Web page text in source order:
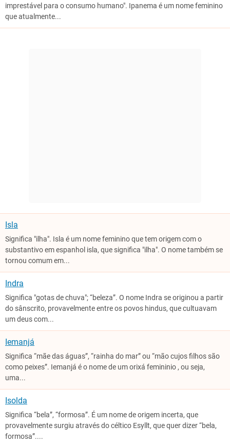
imprestável para o consumo humano". Ipanema é um nome feminino
que atualmente...
Isla
Significa "ilha". Isla é um nome feminino que tem origem com o
substantivo em espanhol isla, que significa "ilha". O nome também se
tornou comum em...
Indra
Significa "gotas de chuva"; “beleza”. O nome Indra se originou a partir
do sânscrito, provavelmente entre os povos hindus, que cultuavam
um deus com...
Iemanjá
Significa “mãe das águas”, “rainha do mar” ou “mão cujos filhos são
como peixes”. Iemanjá é o nome de um orixá femininio , ou seja,
uma...
Isolda
Significa “bela”, “formosa”. É um nome de origem incerta, que
provavelmente surgiu através do céltico Esyllt, que quer dizer “bela,
formosa”....